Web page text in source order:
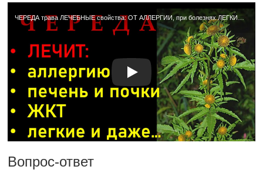
ЧЕРЕДА трава ЛЕЧЕБНЫЕ свойства: ОТ АЛЛЕРГИИ, при болезнях ЛЕГКИХ, ЖКТ, ПЕЧЕНИ и ПОЧЕК
Вопрос-ответ